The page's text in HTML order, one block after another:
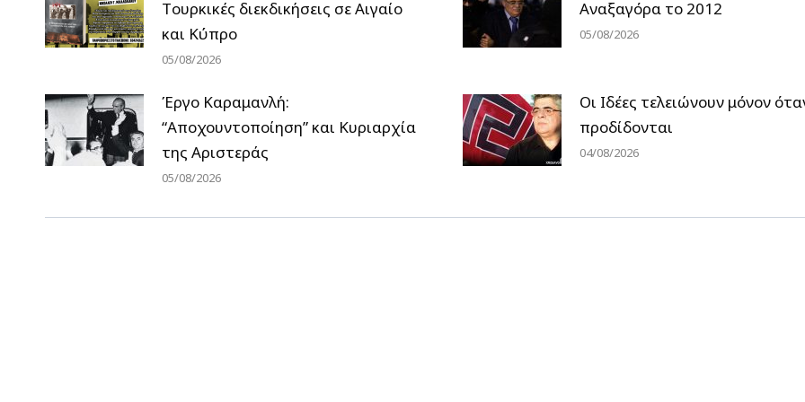
Tουρκικές διεκδικήσεις σε Αιγαίο
και Κύπρο
05/08/2026
Αναξαγόρα το 2012
05/08/2026
Έργο Καραμανλή:
“Αποχουντοποίηση” και Κυριαρχία
της Αριστεράς
05/08/2026
Οι Ιδέες τελειώνουν μόνον
προδίδονται
04/08/2026